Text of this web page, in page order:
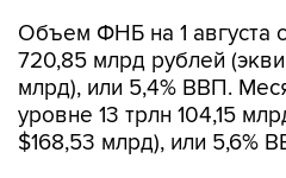
Объем ФНБ на 1 августа
720,85 млрд рублей
млрд), или 5,4% ВВП.
уровне 13 трлн 104,15
$168,53 млрд), или 5,6%